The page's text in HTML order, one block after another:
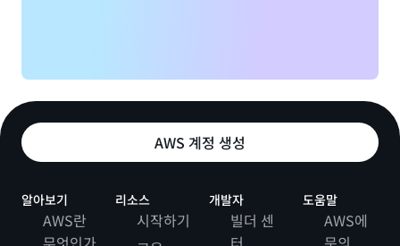
Ivani Di Conca, Avio Aero Digital Operations Senior
Manager
AdvancedMD
AdvancedMD
가 제공하는 독립 의료 기관용 클라우드 소프
트웨어는 업계 최고 수준의 환자 결과와 재무 성과를 제공합
니다.
향후 고급 분석 또는 기계 학습과의 통합을 생각
하고 있다면 AWS를 고려하지 않는 것은 말이 안
Phillip Frantz, Redcat Special Projects
참여 분야의 북미 지역 정부 기관에 소프트웨어 솔루션을 제
공하는 선두 업체입니다.
스, Kubernetes 클러스터, Microsoft SQL
Server 등을 포함한 대부분의 워크로드를
Azure에서 AWS로 이전했습니다. AWS 영업 팀,
기술 지원, 솔루션스 아키텍트와의 경험은 아주
달랐습니다. 마이크로서비스의 성능과 신뢰성이
옳은 결정이었죠.”
AWS 계정 생성
알아보기
AWS란
리소스
시작하기
개발자
빌더 센
도움말
AWS에